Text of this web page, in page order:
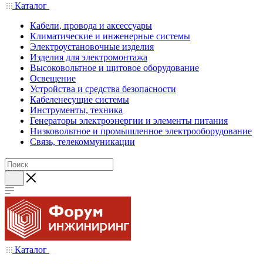
Каталог
Кабели, провода и аксессуары
Климатические и инженерные системы
Электроустановочные изделия
Изделия для электромонтажа
Высоковольтное и щитовое оборудование
Освещение
Устройства и средства безопасности
Кабеленесущие системы
Инструменты, техника
Генераторы электроэнергии и элементы питания
Низковольтное и промышленное электрооборудование
Связь, телекоммуникации
Каталог